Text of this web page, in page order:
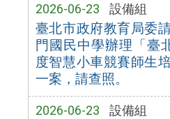
2026-06-23 設備組
臺北市政府教育局委
門國民中學辦理「臺
度智慧小車競賽師生
一案，請查照。
2026-06-23 設備組